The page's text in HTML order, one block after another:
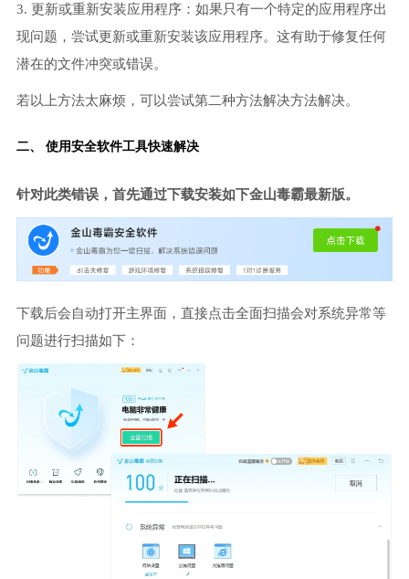
3. 更新或重新安装应用程序：如果只有一个特定的应用程序出
现问题，尝试更新或重新安装该应用程序。这有助于修复任何
潜在的文件冲突或错误。
若以上方法太麻烦，可以尝试第二种方法解决方法解决。
二、 使用安全软件工具快速解决
针对此类错误，首先通过下载安装如下金山毒霸最新版。
下载后会自动打开主界面，直接点击全面扫描会对系统异常等
问题进行扫描如下：